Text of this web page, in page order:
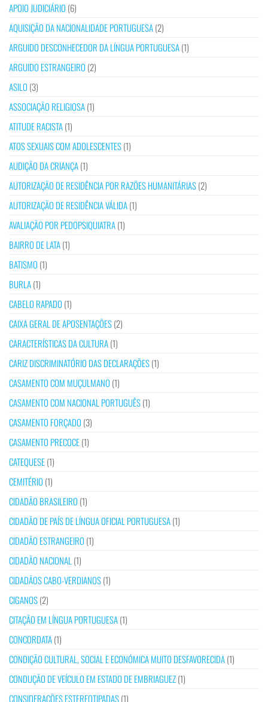
APOIO JUDICIÁRIO (6)
AQUISIÇÃO DA NACIONALIDADE PORTUGUESA(2)
ARGUIDO DESCONHECEDOR DA LÍNGUA PORTUGUESA(1)
ARGUIDO ESTRANGEIRO (2)
ASILO (3)
ASSOCIAÇÃO RELIGIOSA(1)
ATITUDE RACISTA(1)
ATOS SEXUAIS COM ADOLESCENTES(1)
AUDIÇÃO DA CRIANÇA(1)
AUTORIZAÇÃO DE RESIDÊNCIA POR RAZÕES HUMANITÁRIAS(2)
AUTORIZAÇÃO DE RESIDÊNCIA VÁLIDA(1)
AVALIAÇÃO POR PEDOPSIQUIATRA(1)
BAIRRO DE LATA(1)
BATISMO (1)
BURLA(1)
CABELO RAPADO (1)
CAIXA GERAL DE APOSENTAÇÕES(2)
CARACTERÍSTICAS DA CULTURA(1)
CARIZ DISCRIMINATÓRIO DAS DECLARAÇÕES(1)
CASAMENTO COM MUÇULMANO (1)
CASAMENTO COM NACIONAL PORTUGUÊS(1)
CASAMENTO FORÇADO (3)
CASAMENTO PRECOCE(1)
CATEQUESE(1)
CEMITÉRIO (1)
CIDADÃO BRASILEIRO (1)
CIDADÃO DE PAÍS DE LÍNGUA OFICIAL PORTUGUESA(1)
CIDADÃO ESTRANGEIRO (1)
CIDADÃO NACIONAL (1)
CIDADÃOS CABO-VERDIANOS(1)
CIGANOS(2)
CITAÇÃO EM LÍNGUA PORTUGUESA(1)
CONCORDATA(1)
CONDIÇÃO CULTURAL, SOCIAL E ECONÓMICA MUITO DESFAVORECIDA(1)
CONDUÇÃO DE VEÍCULO EM ESTADO DE EMBRIAGUEZ(1)
CONSIDERAÇÕES ESTEREOTIPADAS(1)